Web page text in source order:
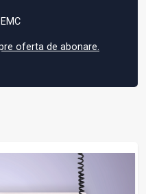
oferta de abonare.